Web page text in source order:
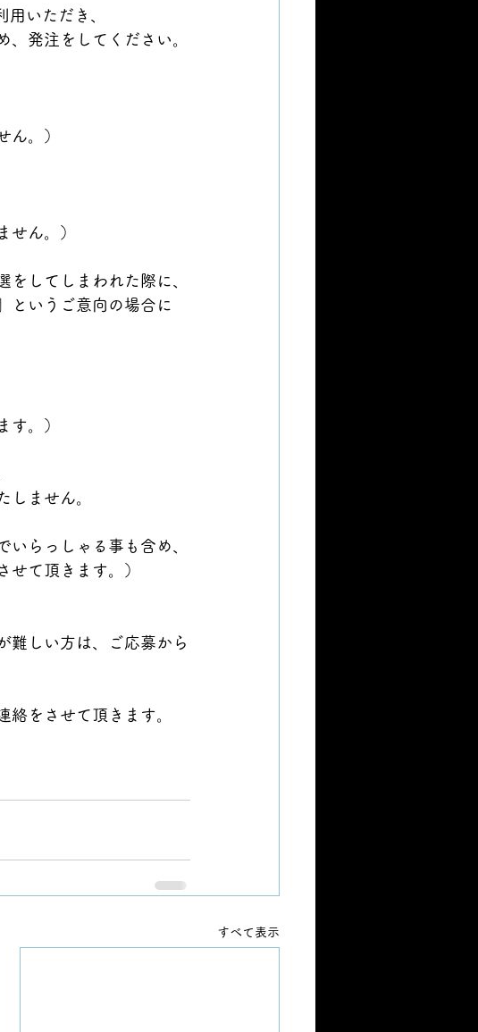
いただき、
発注をしてください。
。）
ん。）
してしまわれた際に、
いうご意向の場合に
す。）
ません。
らっしゃる事も含め、
て頂きます。）
難しい方は、ご応募から
をさせて頂きます。
すべて表示